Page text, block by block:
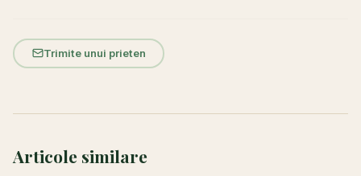
Trimite unui prieten
Articole similare